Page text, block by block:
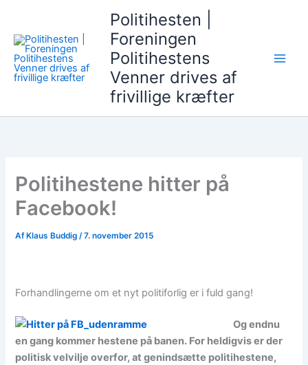
indholdet
Politihesten |
Foreningen
Politihestens
Venner drives af
frivillige kræfter
Politihestene hitter på
Facebook!
Af Klaus Buddig/7. november 2015
Forhandlingerne om et nyt politiforlig er i fuld gang!
Og endnu
en gang kommer hestene på banen. For heldigvis er der
politisk velvilje overfor, at genindsætte politihestene,